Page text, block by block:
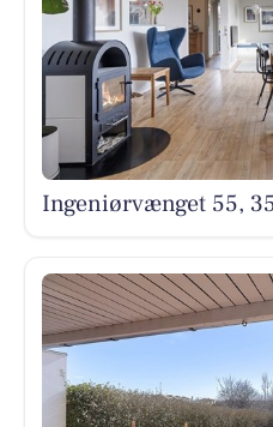
Ingeniørvænget 55,